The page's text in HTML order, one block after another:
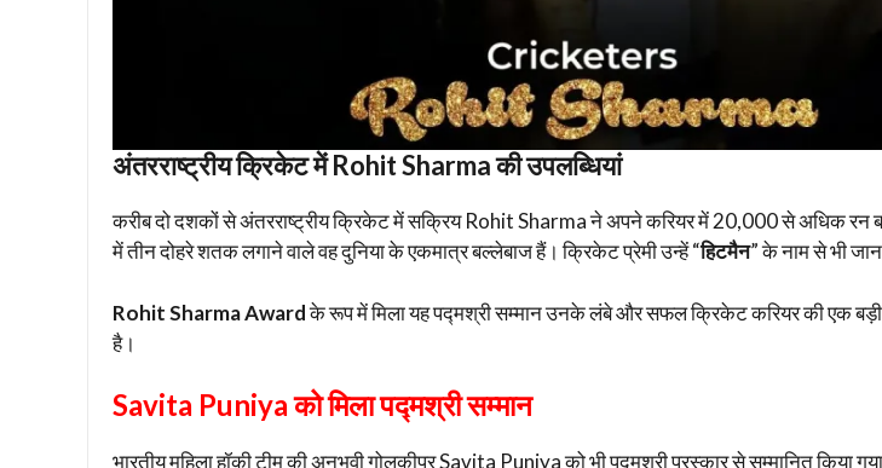
अंतरराष्ट्रीय क्रिकेट में Rohit Sharma की उपलब्धियां
करीब दो दशकों से अंतरराष्ट्रीय क्रिकेट में सक्रिय Rohit Sharma ने अपने करियर में 20,000 से अधिक रन
में तीन दोहरे शतक लगाने वाले वह दुनिया के एकमात्र बल्लेबाज हैं। क्रिकेट प्रेमी उन्हें “हिटमैन” के नाम से भी
Rohit Sharma Awardके रूप में मिला यह पद्मश्री सम्मान उनके लंबे और सफल क्रिकेट करियर की एक बड़ी
है।
Savita Puniya को मिला पद्मश्री सम्मान
भारतीय महिला हॉकी टीम की अनुभवी गोलकीपर Savita Puniya को भी पद्मश्री पुरस्कार से सम्मानित किया